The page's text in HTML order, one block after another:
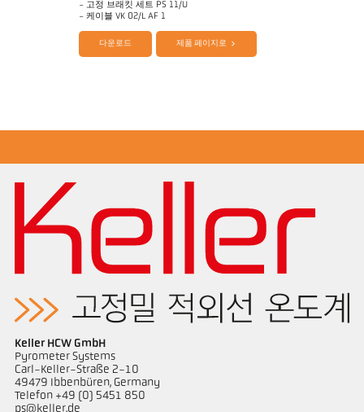
- 고정 브래킷 세트 PS 11/U
- 케이블 VK 02/L AF 1
제품 카다로그 CellaTemp PK PKF PKL
Application Note CellaInduction 도면 PKL 29-K001
다운로드 제품 페이지로
Keller HCW GmbH
Pyrometer Systems
Carl-Keller-Straße 2-10
49479 Ibbenbüren, Germany
Telefon +49 (0) 5451 850
ps@keller.de